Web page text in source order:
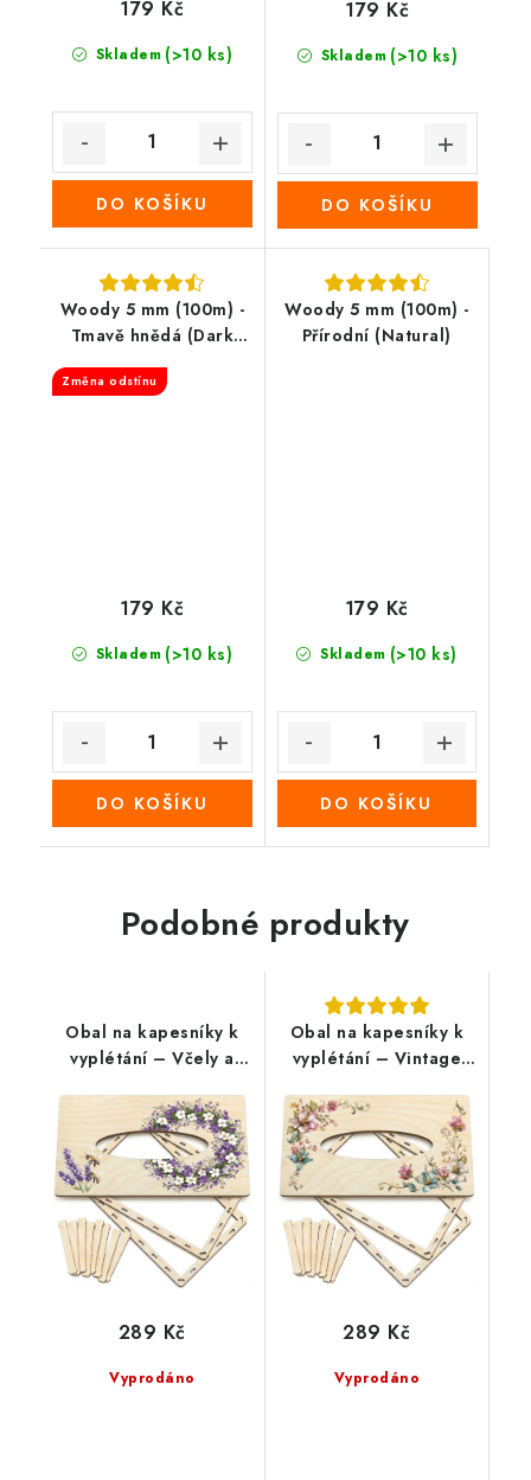
Skladem (>10 ks)
179 Kč
DO KOŠÍKU
Skladem (>10 ks)
179 Kč
DO KOŠÍKU
Woody 5 mm (100m) -
Tmavě hnědá (Dark
Změna odstínu
Skladem (>10 ks)
179 Kč
DO KOŠÍKU
Woody 5 mm (100m) -
Přírodní (Natural)
Skladem (>10 ks)
179 Kč
DO KOŠÍKU
Podobné produkty
Obal na kapesníky k
vyplétání – Včely a
Vyprodáno
289 Kč
Obal na kapesníky k
vyplétání – Vintage
Vyprodáno
289 Kč